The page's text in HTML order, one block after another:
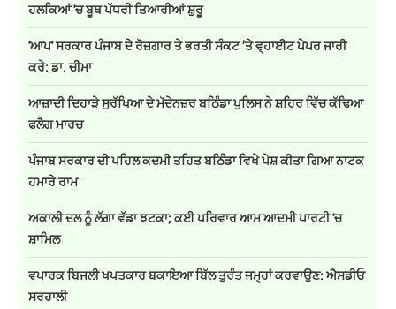
ਹਲਕਿਆਂ 'ਚ ਬੂਥ ਪੱਧਰੀ ਤਿਆਰੀਆਂ ਸ਼ੁਰੂ
'ਆਪ' ਸਰਕਾਰ ਪੰਜਾਬ ਦੇ ਰੋਜ਼ਗਾਰ ਤੇ ਭਰਤੀ ਸੰਕਟ ’ਤੇ ਵ੍ਹਾਈਟ ਪੇਪਰ ਜਾਰੀ
ਕਰੇ: ਡਾ. ਚੀਮਾ
ਆਜ਼ਾਦੀ ਦਿਹਾੜੇ ਸੁਰੱਖਿਆ ਦੇ ਮੱਦੇਨਜ਼ਰ ਬਠਿੰਡਾ ਪੁਲਿਸ ਨੇ ਸ਼ਹਿਰ ਵਿੱਚ ਕੱਢਿਆ
ਫਲੈਗ ਮਾਰਚ
ਪੰਜਾਬ ਸਰਕਾਰ ਦੀ ਪਹਿਲ ਕਦਮੀ ਤਹਿਤ ਬਠਿੰਡਾ ਵਿਖੇ ਪੇਸ਼ ਕੀਤਾ ਗਿਆ ਨਾਟਕ
ਹਮਾਰੇ ਰਾਮ
ਅਕਾਲੀ ਦਲ ਨੂੰ ਲੱਗਾ ਵੱਡਾ ਝਟਕਾ; ਕਈ ਪਰਿਵਾਰ ਆਮ ਆਦਮੀ ਪਾਰਟੀ 'ਚ
ਸ਼ਾਮਿਲ
ਵਪਾਰਕ ਬਿਜਲੀ ਖਪਤਕਾਰ ਬਕਾਇਆ ਬਿੱਲ ਤੁਰੰਤ ਜਮ੍ਹਾਂ ਕਰਵਾਉਣ: ਐਸਡੀਓ
ਸਰਹਾਲੀ